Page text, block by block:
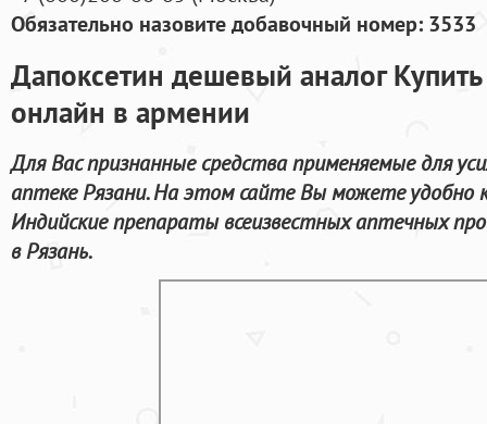
Обязательно назовите добавочный номер: 3533
Дапоксетин дешевый аналог
онлайн в армении
Для Вас признанные средства применяемые для
аптеке Рязани. На этом сайте Вы можете удобно
Индийские препараты всеизвестных аптечных
в Рязань.